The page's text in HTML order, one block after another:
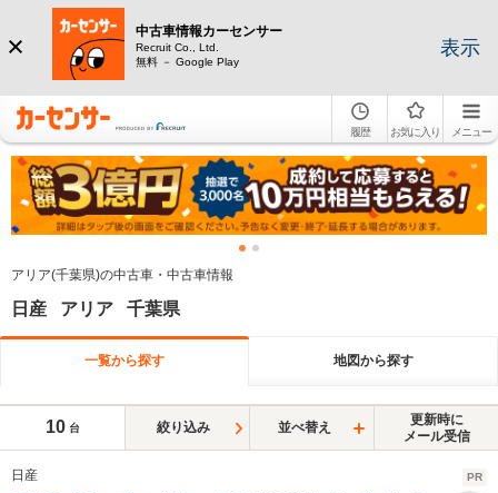
中古車情報カーセンサー
Recruit Co., Ltd.
無料 － Google Play
表示
履歴 お気に入り メニュー
アリア(千葉県)の中古車・中古車情報
日産 アリア 千葉県
一覧から探す 地図から探す
10 台 絞り込み 並べ替え
更新時に
メール受信
日産 PR